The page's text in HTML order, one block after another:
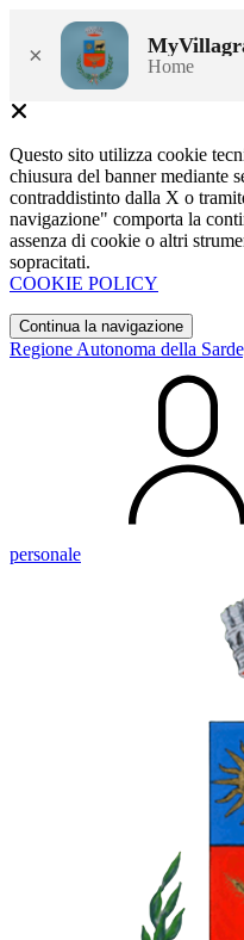
× Home
Questo sito utilizza cookie
chiusura del banner mediante
contraddistinto dalla X o
navigazione" comporta la
assenza di cookie o altri
sopracitati.
COOKIE POLICY
Continua la navigazione
Regione Autonoma della
personale